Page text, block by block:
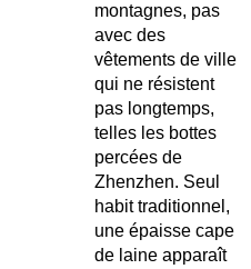
montagnes, pas
avec des
vêtements de ville
qui ne résistent
pas longtemps,
telles les bottes
percées de
Zhenzhen. Seul
habit traditionnel,
une épaisse cape
de laine apparaît